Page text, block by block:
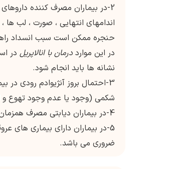
2-در بیماران مصرف کننده داروهای
اندامهای انتهایی ، صورت ، لب ها
حنجره ممکن است سبب انسداد
در این موارد درمان با انالاپریل در
نشانه ها باید انجام شود.
3-احتمال بروز آنژیوادم رودی در
شکمی (وجود یا عدم وجود تهوع
4-در بیماران دیابتی مصرف همزمان انالاپریل با آلسکیرن ممنوعیت دارد.
5-در بیماران دارای بیماری های عروقی کلاژن و بیماری کلیوی حین درمان با
ضروری می باشد.